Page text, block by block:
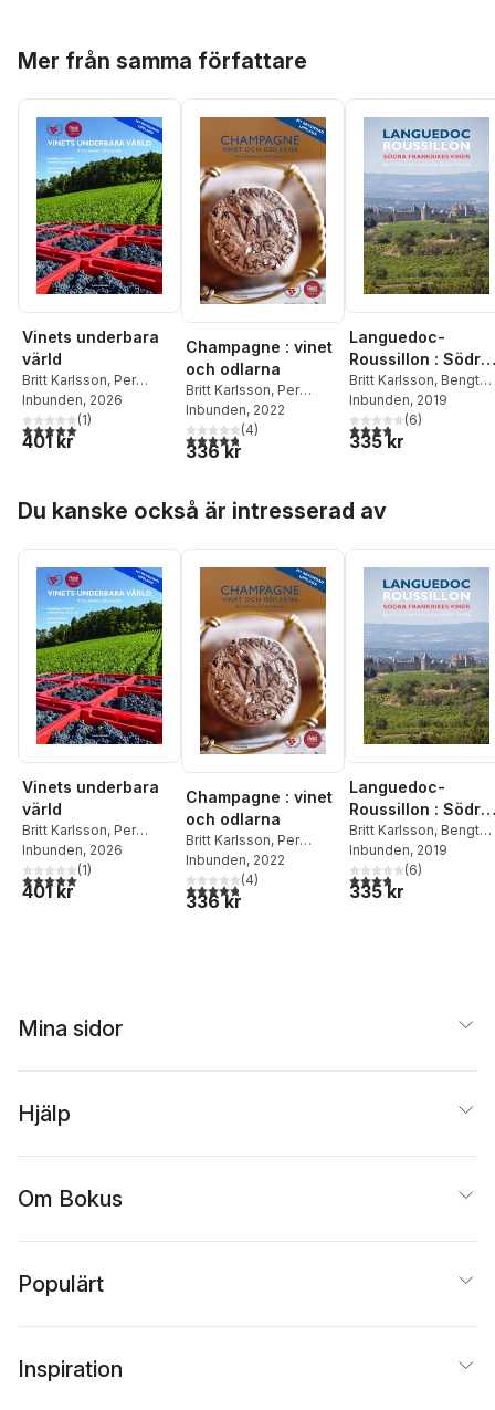
Mer från samma författare
Vinets underbara
värld
Britt Karlsson, Per
Karlsson
Inbunden, 2026
5,0utav 5 stjärnor. Totalt antal röster:
(1)
401 kr
Champagne : vinet
och odlarna
Britt Karlsson, Per
Karlsson
Inbunden, 2022
4,8utav 5 stjärnor. Totalt antal röster:
(4)
336 kr
Languedoc-
Roussillon : Södra
Frankrikes viner
Britt Karlsson, Bengt
Rydén,Per Karlsson
Inbunden, 2019
3,8utav 5 stjärnor.
(6)
335 kr
Du kanske också är intresserad av
Vinets underbara
värld
Britt Karlsson, Per
Karlsson
Inbunden, 2026
5,0utav 5 stjärnor. Totalt antal röster:
(1)
401 kr
Champagne : vinet
och odlarna
Britt Karlsson, Per
Karlsson
Inbunden, 2022
4,8utav 5 stjärnor. Totalt antal röster:
(4)
336 kr
Languedoc-
Roussillon : Södra
Frankrikes viner
Britt Karlsson, Bengt
Rydén,Per Karlsson
Inbunden, 2019
3,8utav 5 stjärnor.
(6)
335 kr
Mina sidor
Hjälp
Om Bokus
Populärt
Inspiration